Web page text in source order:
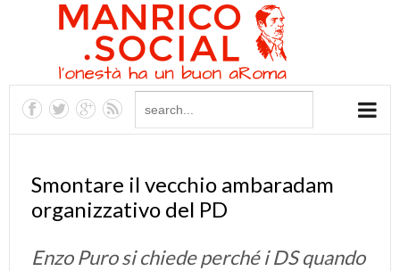
Smontare il vecchio ambaradam
organizzativo del PD
Enzo Puro si chiede perché i DS quando